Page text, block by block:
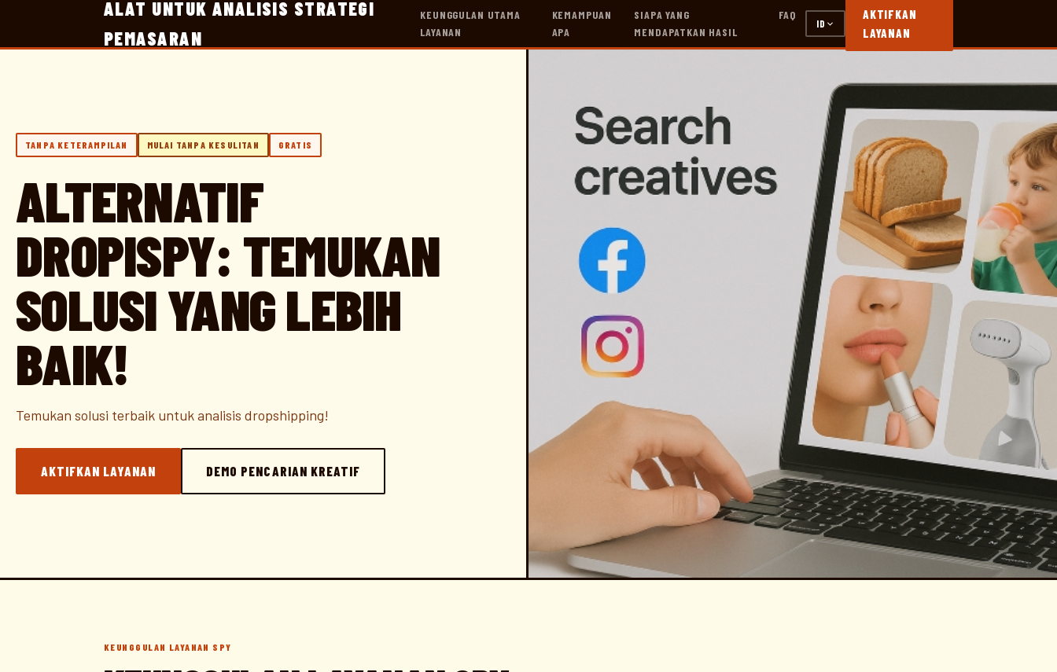
ALAT UNTUK ANALISIS STRATEGI
PEMASARAN
KEUNGGULAN UTAMA
LAYANAN
KEMAMPUAN
APA
SIAPA YANG
MENDAPATKAN HASIL
FAQ
ID
AKTIFKAN
LAYANAN
TANPA KETERAMPILAN MULAI TANPA KESULITAN GRATIS
ALTERNATIF
DROPISPY: TEMUKAN
SOLUSI YANG LEBIH
BAIK!
Temukan solusi terbaik untuk analisis dropshipping!
AKTIFKAN LAYANAN DEMO PENCARIAN KREATIF
KEUNGGULAN LAYANAN SPY